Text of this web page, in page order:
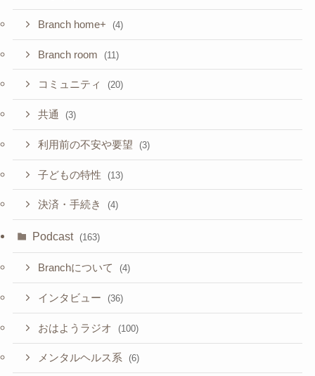
Branch home+ (4)
Branch room (11)
コミュニティ (20)
共通 (3)
利用前の不安や要望 (3)
子どもの特性 (13)
決済・手続き (4)
Podcast (163)
Branchについて (4)
インタビュー (36)
おはようラジオ (100)
メンタルヘルス系 (6)